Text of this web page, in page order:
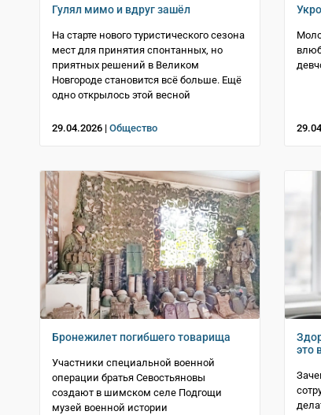
Гулял мимо и вдруг зашёл
На старте нового туристического сезона
мест для принятия спонтанных, но
приятных решений в Великом
Новгороде становится всё больше. Ещё
одно открылось этой весной
29.04.2026 | Общество
Бронежилет погибшего товарища
Участники специальной военной
операции братья Севостьяновы
создают в шимском селе Подгощи
музей военной истории
это